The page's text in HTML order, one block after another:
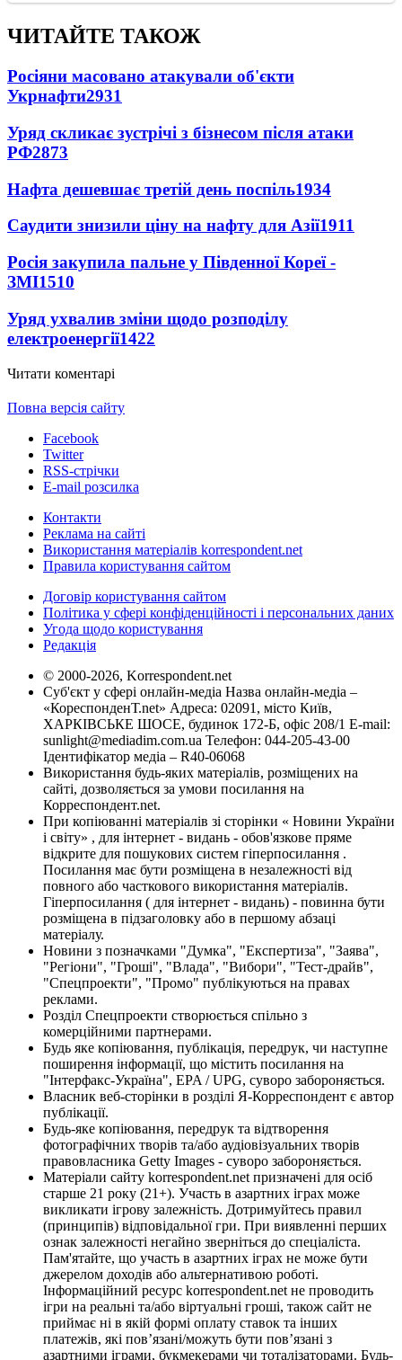
ЧИТАЙТЕ ТАКОЖ
Росіяни масовано атакували об'єкти
Укрнафти2931
Уряд скликає зустрічі з бізнесом після атаки
РФ2873
Нафта дешевшає третій день поспіль1934
Саудити знизили ціну на нафту для Азії1911
Росія закупила пальне у Південної Кореї -
ЗМІ1510
Уряд ухвалив зміни щодо розподілу
електроенергії1422
Читати коментарі
Повна версія сайту
Facebook
Twitter
RSS-стрічки
E-mail розсилка
Контакти
Реклама на сайті
Використання матеріалів korrespondent.net
Правила користування сайтом
Договір користування сайтом
Політика у сфері конфіденційності і персональних даних
Угода щодо користування
Редакція
© 2000-2026, Korrespondent.net
Суб'єкт у сфері онлайн-медіа Назва онлайн-медіа –
«КореспонденТ.net» Адреса: 02091, місто Київ,
ХАРКІВСЬКЕ ШОСЕ, будинок 172-Б, офіс 208/1 E-mail:
sunlight@mediadim.com.ua Телефон: 044-205-43-00
Ідентифікатор медіа – R40-06068
Використання будь-яких матеріалів, розміщених на
сайті, дозволяється за умови посилання на
Корреспондент.net.
При копіюванні матеріалів зі сторінки « Новини України
і світу» , для інтернет - видань - обов'язкове пряме
відкрите для пошукових систем гіперпосилання .
Посилання має бути розміщена в незалежності від
повного або часткового використання матеріалів.
Гіперпосилання ( для інтернет - видань) - повинна бути
розміщена в підзаголовку або в першому абзаці
матеріалу.
Новини з позначками "Думка", "Експертиза", "Заява",
"Регіони", "Гроші", "Влада", "Вибори", "Тест-драйв",
"Спецпроекти", "Промо" публікуються на правах
реклами.
Розділ Спецпроекти створюється спільно з
комерційними партнерами.
Будь яке копіювання, публікація, передрук, чи наступне
поширення інформації, що містить посилання на
"Інтерфакс-Україна", EPA / UPG, суворо забороняється.
Власник веб-сторінки в розділі Я-Корреспондент є автор
публікації.
Будь-яке копіювання, передрук та відтворення
фотографічних творів та/або аудіовізуальних творів
правовласника Getty Images - суворо забороняється.
Матеріали сайту korrespondent.net призначені для осіб
старше 21 року (21+). Участь в азартних іграх може
викликати ігрову залежність. Дотримуйтесь правил
(принципів) відповідальної гри. При виявленні перших
ознак залежності негайно зверніться до спеціаліста.
Пам'ятайте, що участь в азартних іграх не може бути
джерелом доходів або альтернативою роботі.
Інформаційний ресурс korrespondent.net не проводить
ігри на реальні та/або віртуальні гроші, також сайт не
приймає ні в якій формі оплату ставок та інших
платежів, які пов’язані/можуть бути пов’язані з
азартними іграми, букмекерами чи тоталізаторами. Будь-